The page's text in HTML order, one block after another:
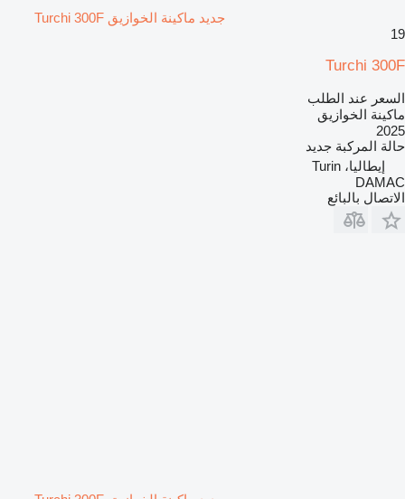
جديد ماكينة الخوازيق Turchi 300F
19
Turchi 300F
السعر عند الطلب
ماكينة الخوازيق
2025
حالة المركبة جديد
إيطاليا، Turin
DAMAC
الاتصال بالبائع